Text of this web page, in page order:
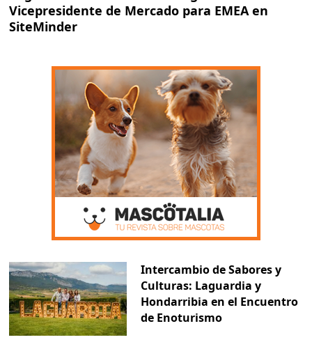
Vicepresidente de Mercado para EMEA en
SiteMinder
Intercambio de Sabores y
Culturas: Laguardia y
Hondarribia en el Encuentro
de Enoturismo